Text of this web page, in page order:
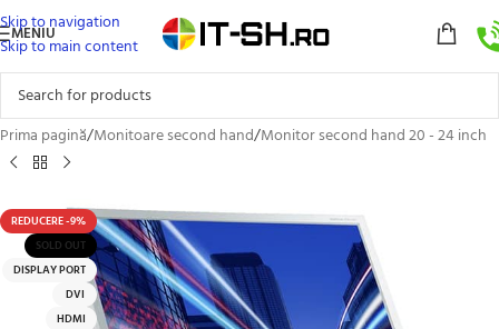
Skip to navigation
Skip to main content
MENIU
Prima pagină/Monitoare second hand/Monitor second hand 20 - 24 inch
REDUCERE -9%
SOLD OUT
DISPLAY PORT
DVI
HDMI